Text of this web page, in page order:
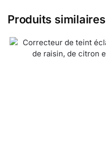
Produits similaires